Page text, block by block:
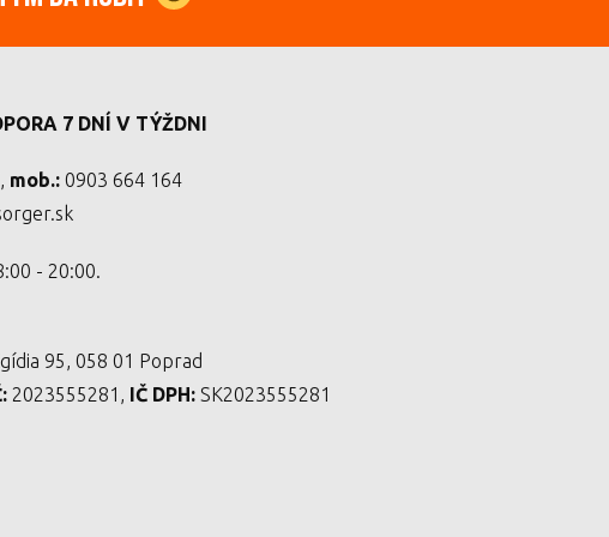
7 DNÍ V TÝŽDNI
mob.: 0903 664 164
- 20:00.
95, 058 01 Poprad
2023555281, IČ DPH: SK2023555281